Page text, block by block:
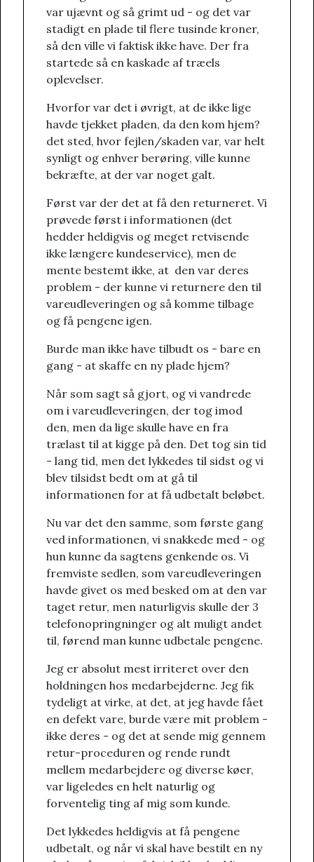
var ujævnt og så grimt ud - og det var
stadigt en plade til flere tusinde kroner,
så den ville vi faktisk ikke have. Der fra
startede så en kaskade af træels
oplevelser.
Hvorfor var det i øvrigt, at de ikke lige
havde tjekket pladen, da den kom hjem?
det sted, hvor fejlen/skaden var, var helt
synligt og enhver berøring, ville kunne
bekræfte, at der var noget galt.
Først var der det at få den returneret. Vi
prøvede først i informationen (det
hedder heldigvis og meget retvisende
ikke længere kundeservice), men de
mente bestemt ikke, at den var deres
problem - der kunne vi returnere den til
vareudleveringen og så komme tilbage
og få pengene igen.
Burde man ikke have tilbudt os - bare en
gang - at skaffe en ny plade hjem?
Når som sagt så gjort, og vi vandrede
om i vareudleveringen, der tog imod
den, men da lige skulle have en fra
trælast til at kigge på den. Det tog sin tid
- lang tid, men det lykkedes til sidst og vi
blev tilsidst bedt om at gå til
informationen for at få udbetalt beløbet.
Nu var det den samme, som første gang
ved informationen, vi snakkede med - og
hun kunne da sagtens genkende os. Vi
fremviste sedlen, som vareudleveringen
havde givet os med besked om at den var
taget retur, men naturligvis skulle der 3
telefonopringninger og alt muligt andet
til, førend man kunne udbetale pengene.
Jeg er absolut mest irriteret over den
holdningen hos medarbejderne. Jeg fik
tydeligt at virke, at det, at jeg havde fået
en defekt vare, burde være mit problem -
ikke deres - og det at sende mig gennem
retur-proceduren og rende rundt
mellem medarbejdere og diverse køer,
var ligeledes en helt naturlig og
forventelig ting af mig som kunde.
Det lykkedes heldigvis at få pengene
udbetalt, og når vi skal have bestilt en ny